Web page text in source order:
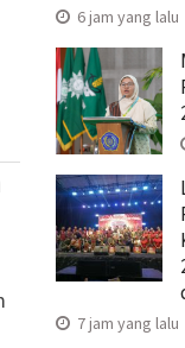
6 jam yang lalu
7 jam yang lalu